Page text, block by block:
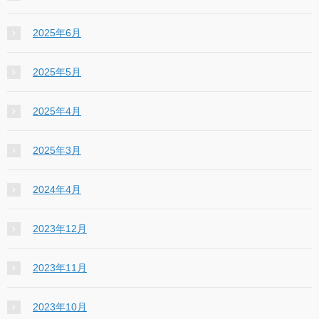
2025年6月
2025年5月
2025年4月
2025年3月
2024年4月
2023年12月
2023年11月
2023年10月